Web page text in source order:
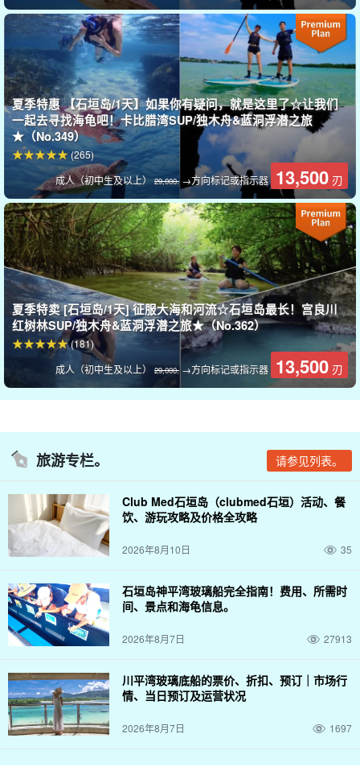
美丽的大珊瑚礁石溪泻湖
与尼莫和色彩斑斓的热带鱼见面。
在幻影岛登陆后，游船会行驶一段距离到达浮潜点。石成泻湖地区
拥有日本最大的珊瑚群之一，这里的透明度、珊瑚质量和鱼类数量
都非常吸引人。
浮潜，悠闲地欣赏美丽的海底世界！
崖和海底而形成的。这个海水池之所以被称为 "蓝洞"，是因为悬崖
造成的 "阴影 "和来自外界的 "光线 "使其呈现出蓝色。
这样。一路上你会遇到很多生物！
夏季特惠 【石垣岛/1天】如果你有疑问，就是这里了☆让我们
一起去寻找海龟吧！卡比腊湾SUP/独木舟&蓝洞浮潜之旅
★（No.349）
成人（初中生及以上） 29,000. →方向标记或指示器 13,500 刃
(265)
夏季特卖 [石垣岛/1天] 征服大海和河流☆石垣岛最长！宫良川
红树林SUP/独木舟&蓝洞浮潜之旅★（No.362）
成人（初中生及以上）29,000. →方向标记或指示器 13,500 刃
(181)
旅游专栏。 请参见列表。
Club Med石垣岛（clubmed石垣）活动、餐
饮、游玩攻略及价格全攻略
2026年8月10日 35
石垣岛神平湾玻璃船完全指南！费用、所需时
间、景点和海龟信息。
2026年8月7日 27913
川平湾玻璃底船的票价、折扣、预订｜市场行
情、当日预订及运营状况
2026年8月7日 1697